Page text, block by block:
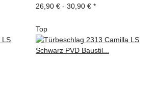
26,90 € - 30,90 € *
Top